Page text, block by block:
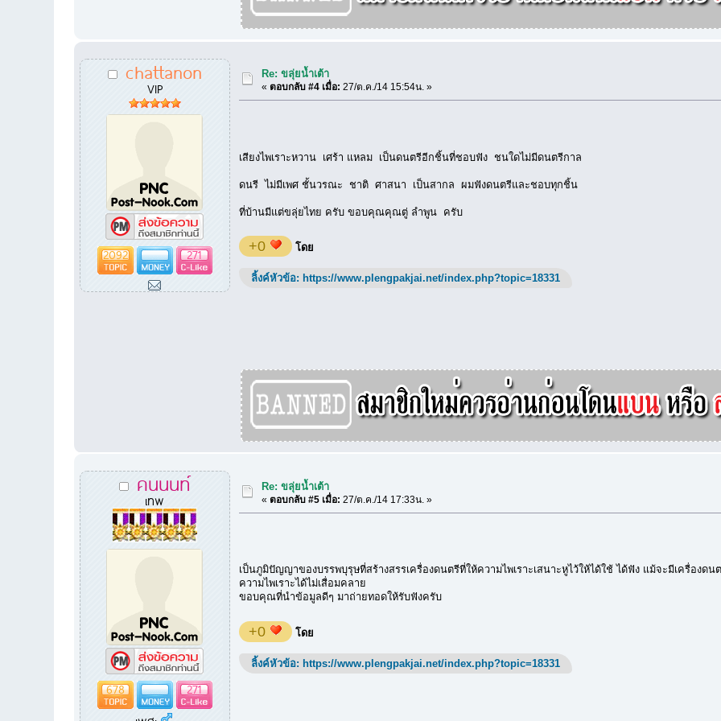
chattanon
VIP
2092 271
Re: ขลุ่ยน้ำเต้า
«ตอบกลับ #4 เมื่อ: 27/ต.ค./14 15:54น. »
เสียงไพเราะหวาน เศร้า แหลม เป็นดนตรีอีกชิ้นที่ชอบฟัง ชนใดไม่มีดนตรีกาล
ดนรี ไม่มีเพศ ชั้นวรณะ ชาติ ศาสนา เป็นสากล ผมฟังดนตรีและชอบทุกชิ้น
ที่บ้านมีแต่ขลุ่ยไทย ครับ ขอบคุณคุณตู่ ลำพูน ครับ
+0 โดย
ลิ้งค์หัวข้อ: https://www.plengpakjai.net/index.php?topic=18331
คนนนท์
เทพ
678
271
Re: ขลุ่ยน้ำเต้า
«ตอบกลับ #5 เมื่อ: 27/ต.ค./14 17:33น. »
เป็นภูมิปัญญาของบรรพบุรุษที่สร้างสรรเครื่องดนตรีที่ให้ความไพเราะเสนาะหูไว้ให้ได้ใช้ ได้ฟัง แม้จะมีเครื่องด
ความไพเราะได้ไม่เสื่อมคลาย
ขอบคุณที่นำข้อมูลดีๆ มาถ่ายทอดให้รับฟังครับ
+0 โดย
ลิ้งค์หัวข้อ: https://www.plengpakjai.net/index.php?topic=18331